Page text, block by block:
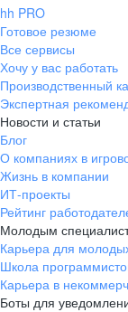
hh PRO
Готовое резюме
Все сервисы
Хочу у вас работать
Производственный
Экспертная
Новости и статьи
Блог
О компаниях в
Жизнь в компании
ИТ-проекты
Рейтинг
Молодым
Карьера для
Школа
Карьера в
Боты для